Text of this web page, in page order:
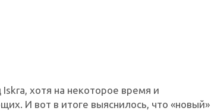
хотя на некоторое время и
И вот в итоге выяснилось, что «новый»